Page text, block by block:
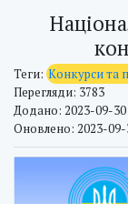
Теги: Конкурси та
Перегляди: 3783
Додано: 2023-09-30
Оновлено: 2023-09-